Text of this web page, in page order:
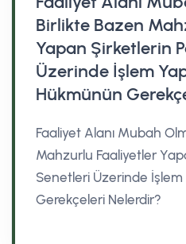
Birlikte Bazen
Yapan Şirketlerin
Üzerinde İşlem
Hükmünün
Faaliyet Alanı Mubah
Mahzurlu Faaliyetler
Senetleri Üzerinde
Gerekçeleri Nelerdir?